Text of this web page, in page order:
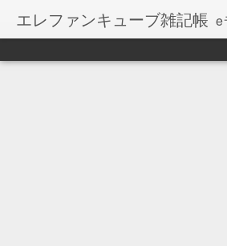
エレファンキューブ雑記帳 eラー
【お知らせ】本ブログの更新は、停